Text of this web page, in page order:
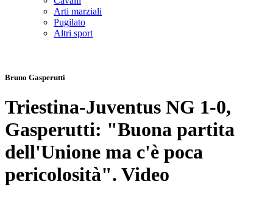
Arti marziali
Pugilato
Altri sport
Bruno Gasperutti
Triestina-Juventus NG 1-0,
Gasperutti: "Buona partita
dell'Unione ma c'è poca
pericolosità". Video